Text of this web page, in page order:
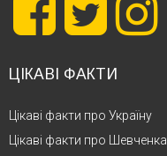
ЦІКАВІ ФАКТИ
Цікаві факти про Україну
Цікаві факти про Шевченка